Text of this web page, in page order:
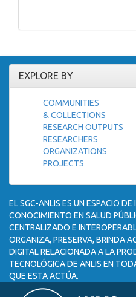
EXPLORE BY
COMMUNITIES
& COLLECTIONS
RESEARCH OUTPUTS
RESEARCHERS
ORGANIZATIONS
PROJECTS
EL SGC-ANLIS ES UN ESPACIO
CONOCIMIENTO EN SALUD
CENTRALIZADO E
ORGANIZA, PRESERVA, BRINDA
DIGITAL RELACIONADA A LA
TECNOLÓGICA DE ANLIS EN
QUE ESTA ACTÚA.